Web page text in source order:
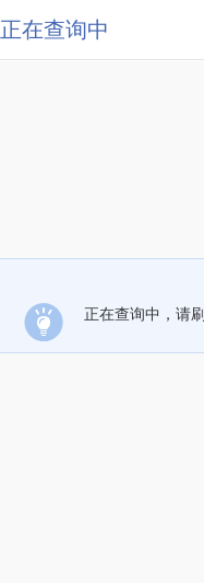
正在查询中
正在查询中，请